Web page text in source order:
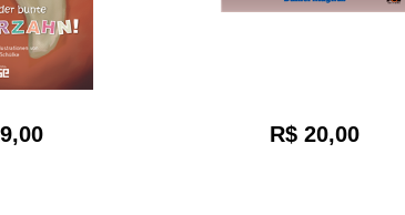
R$ 20,00